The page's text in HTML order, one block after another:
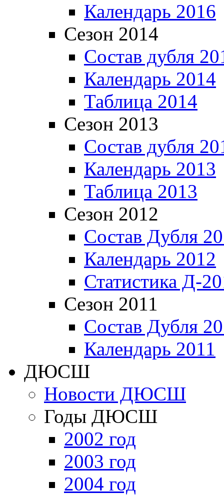
Календарь 2016
Сезон 2014
Состав дубля
Календарь 2014
Таблица 2014
Сезон 2013
Состав дубля
Календарь 2013
Таблица 2013
Сезон 2012
Состав Дубля
Календарь 2012
Статистика Д-
Сезон 2011
Состав Дубля
Календарь 2011
ДЮСШ
Новости ДЮСШ
Годы ДЮСШ
2002 год
2003 год
2004 год